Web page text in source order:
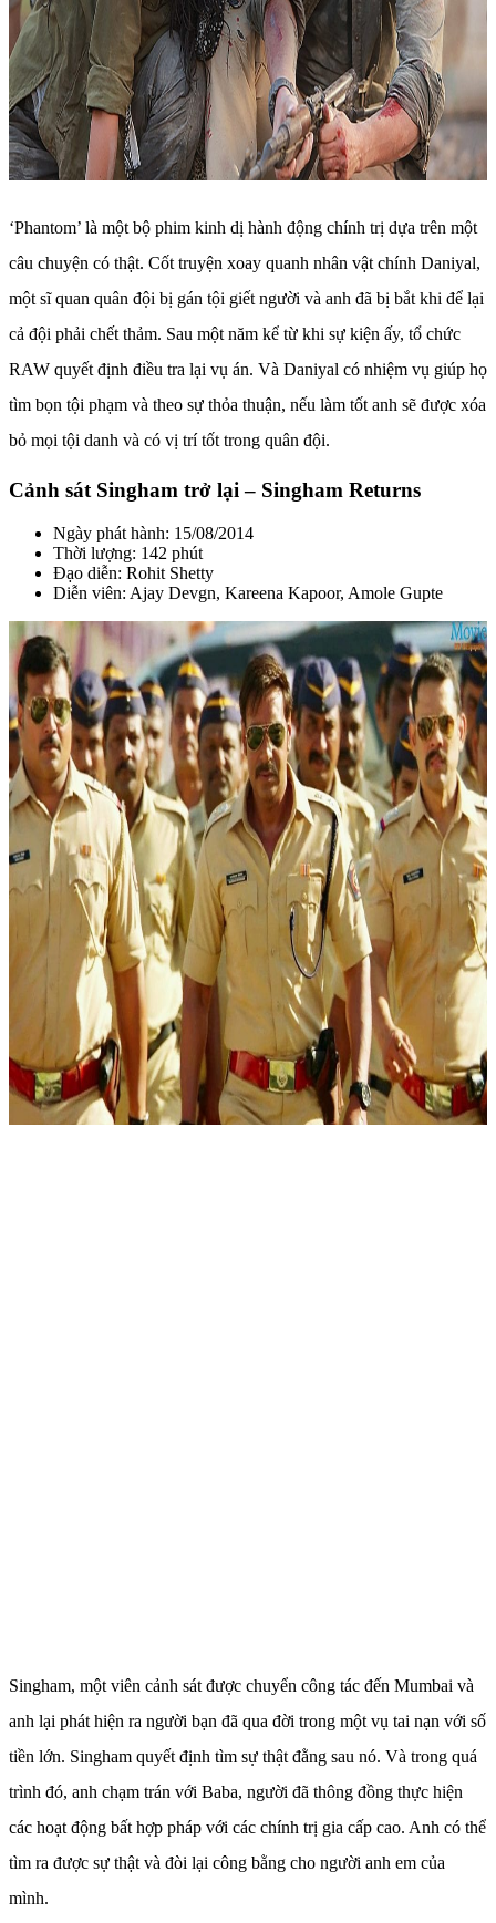
‘Phantom’ là một bộ phim kinh dị hành động chính trị dựa trên một
câu chuyện có thật. Cốt truyện xoay quanh nhân vật chính Daniyal,
một sĩ quan quân đội bị gán tội giết người và anh đã bị bắt khi để lại
cả đội phải chết thảm. Sau một năm kể từ khi sự kiện ấy, tổ chức
RAW quyết định điều tra lại vụ án. Và Daniyal có nhiệm vụ giúp họ
tìm bọn tội phạm và theo sự thỏa thuận, nếu làm tốt anh sẽ được xóa
bỏ mọi tội danh và có vị trí tốt trong quân đội.
Cảnh sát Singham trở lại – Singham Returns
Ngày phát hành: 15/08/2014
Thời lượng: 142 phút
Đạo diễn: Rohit Shetty
Diễn viên: Ajay Devgn, Kareena Kapoor, Amole Gupte
Singham, một viên cảnh sát được chuyển công tác đến Mumbai và
anh lại phát hiện ra người bạn đã qua đời trong một vụ tai nạn với số
tiền lớn. Singham quyết định tìm sự thật đằng sau nó. Và trong quá
trình đó, anh chạm trán với Baba, người đã thông đồng thực hiện
các hoạt động bất hợp pháp với các chính trị gia cấp cao. Anh có thể
tìm ra được sự thật và đòi lại công bằng cho người anh em của
mình.